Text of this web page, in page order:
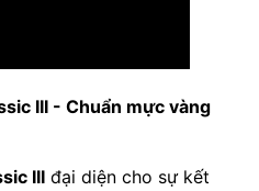
III - Chuẩn mực vàng
III đại diện cho sự kết